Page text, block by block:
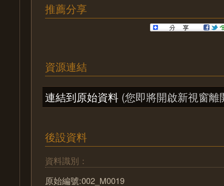
推薦分享
資源連結
連結到原始資料 (您即將開啟新視窗離
後設資料
資料識別：
原始編號:002_M0019